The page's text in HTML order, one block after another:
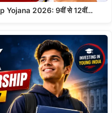
Yojana 2026: 9वीं से 12वीं…